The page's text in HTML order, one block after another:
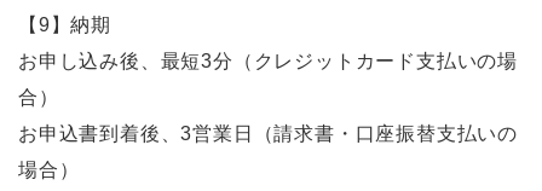
【9】納期
お申し込み後、最短3分（クレジットカード支払いの場
合）
お申込書到着後、3営業日（請求書・口座振替支払いの
場合）